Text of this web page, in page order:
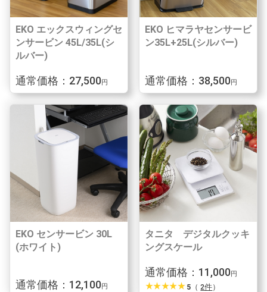
EKO エックスウィングセ
ンサービン 45L/35L(シ
ルバー)
通常価格：27,500円
EKO ヒマラヤセンサービ
ン35L+25L(シルバー)
通常価格：38,500円
EKO センサービン 30L
(ホワイト)
通常価格：12,100円
タニタ デジタルクッキ
ングスケール
通常価格：11,000円
star_ratestar_ratestar_ratestar_ratestar_rate 5 （2件）